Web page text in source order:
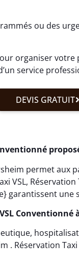
ou des
organiser
service
DEVIS GRATUIT
permet aux
VSL,
garantissent
Conventionné
. Réservation